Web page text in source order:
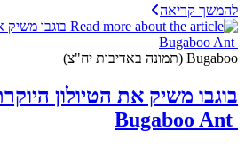
להמשך קריאהמותג
BABYZEN
משיק
את
Bugaboo (תמונה באדיבות יח"צ)
בוגבו משיק את הטיולון